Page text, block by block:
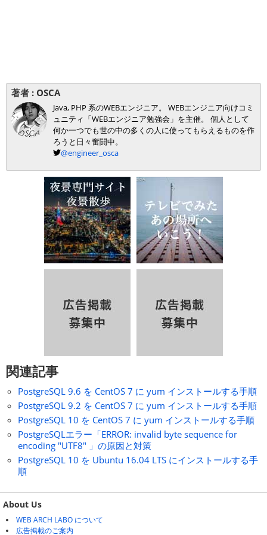
著者 : OSCA
Java, PHP 系のWEBエンジニア。 WEBエンジニア向けコミ
ュニティ「WEBエンジニア勉強会」を主催。 個人として
何か一つでも世の中の多くの人に使ってもらえるものを作
ろうと日々奮闘中。
@engineer_osca
関連記事
PostgreSQL 9.6 を CentOS 7 に yum インストールする手順
PostgreSQL 9.2 を CentOS 7 に yum インストールする手順
PostgreSQL 10 を CentOS 7 に yum インストールする手順
PostgreSQLエラー「ERROR: invalid byte sequence for
encoding "UTF8" 」の原因と対策
PostgreSQL 10 を Ubuntu 16.04 LTS にインストールする手
順
About Us
WEB ARCH LABO について
広告掲載のご案内